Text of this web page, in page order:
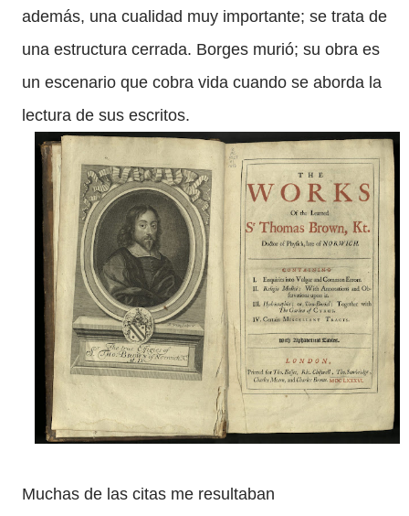
además, una cualidad muy importante; se trata de
una estructura cerrada. Borges murió; su obra es
un escenario que cobra vida cuando se aborda la
lectura de sus escritos.
Muchas de las citas me resultaban